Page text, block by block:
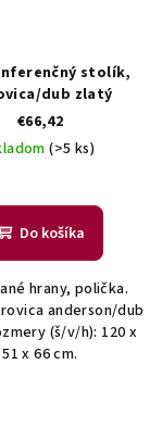
stolík,
dub zlatý
€66,42
(>5 ks)
Do košíka
hrany, polička.
anderson/dub
(š/v/h): 120 x
51 x 66 cm.